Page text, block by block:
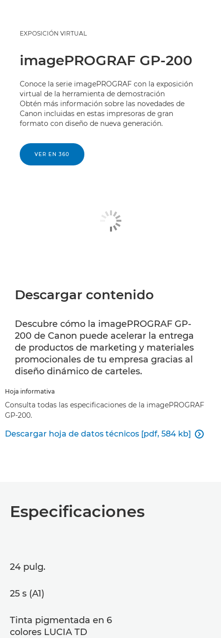
EXPOSICIÓN VIRTUAL
imagePROGRAF GP-200
Conoce la serie imagePROGRAF con la exposición
virtual de la herramienta de demostración
Obtén más información sobre las novedades de
Canon incluidas en estas impresoras de gran
formato con diseño de nueva generación.
VER EN 360
Descargar contenido
Descubre cómo la imagePROGRAF GP-
200 de Canon puede acelerar la entrega
de productos de marketing y materiales
promocionales de tu empresa gracias al
diseño dinámico de carteles.
Hoja informativa
Consulta todas las especificaciones de la imagePROGRAF
GP-200.
Descargar hoja de datos técnicos [pdf, 584 kb] 
Especificaciones
24 pulg.
25 s (A1)
Tinta pigmentada en 6
colores LUCIA TD